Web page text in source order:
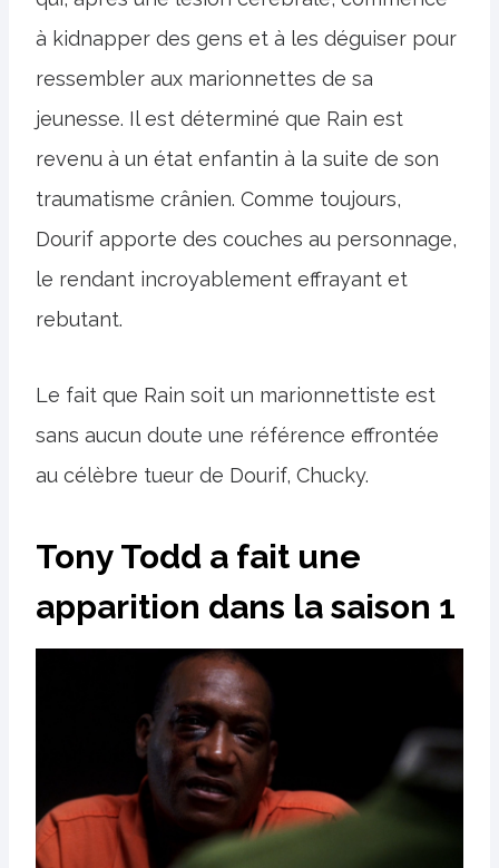
à kidnapper des gens et à les déguiser pour
ressembler aux marionnettes de sa
jeunesse. Il est déterminé que Rain est
revenu à un état enfantin à la suite de son
traumatisme crânien. Comme toujours,
Dourif apporte des couches au personnage,
le rendant incroyablement effrayant et
rebutant.
Le fait que Rain soit un marionnettiste est
sans aucun doute une référence effrontée
au célèbre tueur de Dourif, Chucky.
Tony Todd a fait une
apparition dans la saison 1